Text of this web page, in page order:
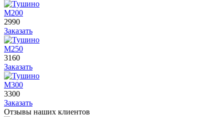
М200
2990
Заказать
М250
3160
Заказать
М300
3300
Заказать
Отзывы наших клиентов